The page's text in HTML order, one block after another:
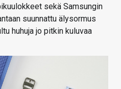
sekä Samsungin
suunnattu älysormus
huhuja jo pitkin kuluvaa